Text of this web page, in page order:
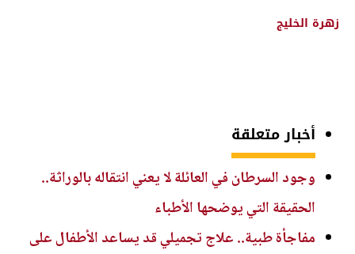
زهرة الخليج
أخبار متعلقة
وجود السرطان في العائلة لا يعني انتقاله بالوراثة..
الحقيقة التي يوضحها الأطباء
مفاجأة طبية.. علاج تجميلي قد يساعد الأطفال على